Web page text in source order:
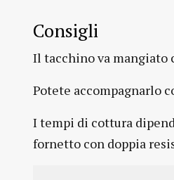
Consigli
Il tacchino va mangiato
Potete accompagnarlo
I tempi di cottura
fornetto con doppia